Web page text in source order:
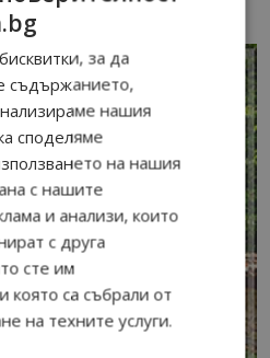
за да
съдържанието,
нашия
споделяме
на нашия
с нашите
и анализи, които
с друга
сте им
която са събрали от
на техните услуги.